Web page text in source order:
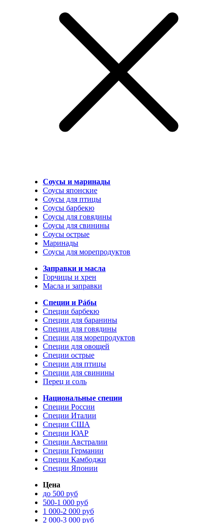
Соусы и маринады
Соусы японские
Соусы для птицы
Соусы барбекю
Соусы для говядины
Соусы для свинины
Соусы острые
Маринады
Соусы для морепродуктов
Заправки и масла
Горчицы и хрен
Масла и заправки
Специи и Рáбы
Специи барбекю
Специи для баранины
Специи для говядины
Специи для морепродуктов
Специи для овощей
Специи острые
Специи для птицы
Специи для свинины
Перец и соль
Национальные специи
Специи России
Специи Италии
Специи США
Специи ЮАР
Специи Австралии
Специи Германии
Специи Камбоджи
Специи Японии
Цена
до 500 руб
500-1 000 руб
1 000-2 000 руб
2 000-3 000 руб